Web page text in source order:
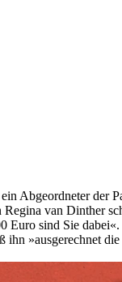
Abgeordneter der
van Dinther
Euro sind Sie
»ausgerechnet